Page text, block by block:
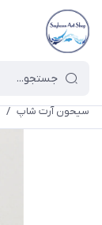
سیحون آرت شاپ /